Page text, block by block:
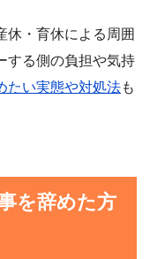
休・育休による周囲
する側の負担や気持
たい実態や対処法も
を辞めた方